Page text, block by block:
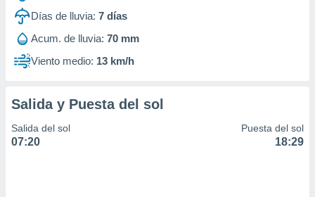
de
Días de lluvia: 7 días
Acum. de lluvia: 70 mm
Viento medio: 13 km/h
Salida y Puesta del sol
Salida del sol
07:20
Puesta del sol
18:29